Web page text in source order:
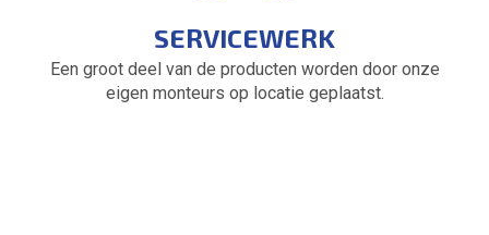
SERVICEWERK
Een groot deel van de producten worden door onze
eigen monteurs op locatie geplaatst.